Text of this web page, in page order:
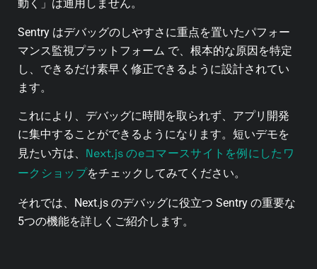
動く」は通用しません。
Sentry はデバッグのしやすさに重点を置いたパフォー
マンス監視プラットフォーム で、根本的な原因を特定
し、できるだけ素早く修正できるように設計されてい
ます。
これにより、デバッグに時間を取られず、アプリ開発
に集中することができるようになります。短いデモを
見たい方は、 Next.js のeコマースサイトを例にしたワ
ークショップをチェックしてみてください。
それでは、Next.js のデバッグに役立つ Sentry の重要な
5つの機能を詳しくご紹介します。